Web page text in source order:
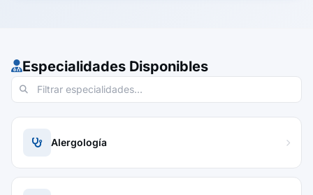
Especialidades Disponibles
Alergología